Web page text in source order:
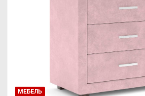
МЕБЕЛЬ